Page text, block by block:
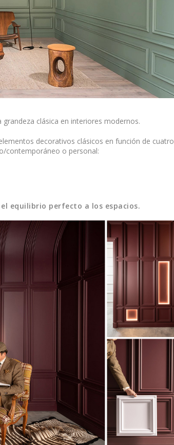
clásica en interiores modernos.
decorativos clásicos en función de cuatro
contemporáneo o personal:
equilibrio perfecto a los espacios.